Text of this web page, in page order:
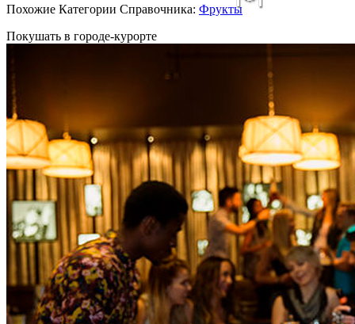
Поиск
Похожие Категории Справочника: Фрукты
Покушать в городе-курорте